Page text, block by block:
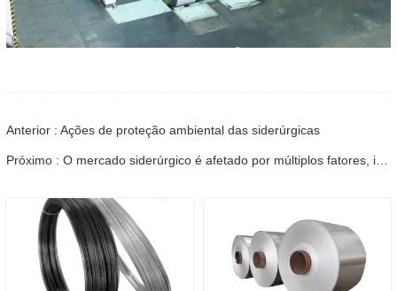
Anterior : Ações de proteção ambiental das siderúrgicas